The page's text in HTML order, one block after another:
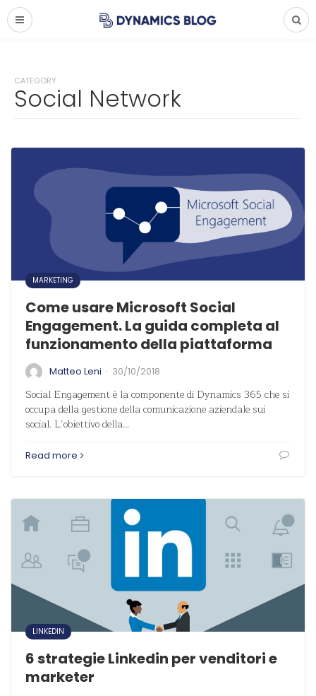
CATEGORY
Social Network
MARKETING
Come usare Microsoft Social
Engagement. La guida completa al
funzionamento della piattaforma
Matteo Leni · 30/10/2018
Social Engagement è la componente di Dynamics 365 che si
occupa della gestione della comunicazione aziendale sui
social. L’obiettivo della…
Read more
LINKEDIN
6 strategie Linkedin per venditori e
marketer